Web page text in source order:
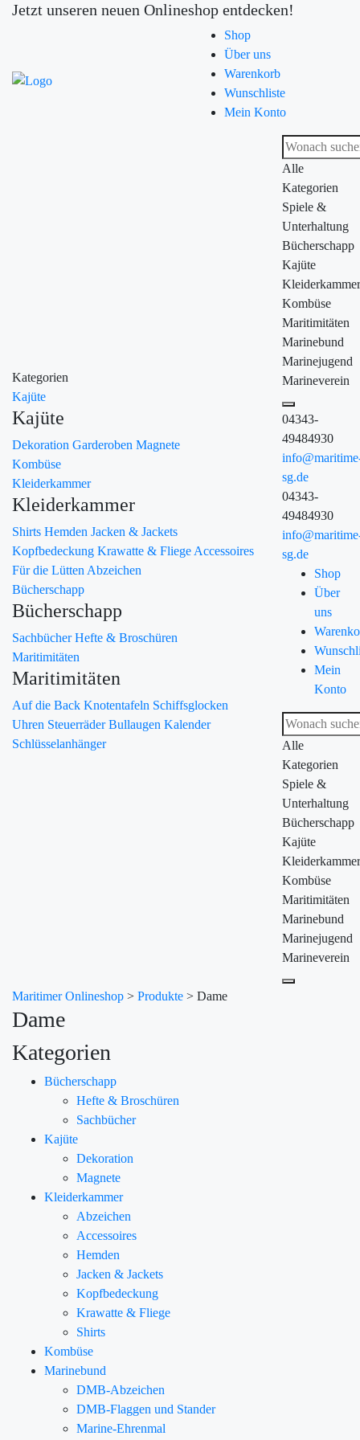
Jetzt unseren neuen Onlineshop entdecken!
Shop
Über uns
Warenkorb
Wunschliste
Mein Konto
Kategorien
Kajüte
Kajüte
Dekoration Garderoben Magnete
Kombüse
Kleiderkammer
Kleiderkammer
Shirts Hemden Jacken & Jackets
Kopfbedeckung Krawatte & Fliege Accessoires
Für die Lütten Abzeichen
Bücherschapp
Bücherschapp
SachbücherHefte & Broschüren
Maritimitäten
Maritimitäten
Auf die Back Knotentafeln Schiffsglocken
Uhren SteuerräderBullaugen Kalender
Schlüsselanhänger
Alle
Kategorien
Spiele &
Unterhaltung
Bücherschapp
Kajüte
Kleiderkammer
Kombüse
Maritimitäten
Marinebund
Marinejugend
Marineverein
04343-
49484930
sg.de
04343-
49484930
sg.de
Shop
Über
uns
Mein
Konto
Alle
Kategorien
Spiele &
Unterhaltung
Bücherschapp
Kajüte
Kleiderkammer
Kombüse
Maritimitäten
Marinebund
Marinejugend
Marineverein
Maritimer Onlineshop > Produkte > Dame
Dame
Kategorien
Bücherschapp
Hefte & Broschüren
Sachbücher
Kajüte
Dekoration
Magnete
Kleiderkammer
Abzeichen
Accessoires
Hemden
Jacken & Jackets
Kopfbedeckung
Krawatte & Fliege
Shirts
Kombüse
Marinebund
DMB-Abzeichen
DMB-Flaggen und Stander
Marine-Ehrenmal